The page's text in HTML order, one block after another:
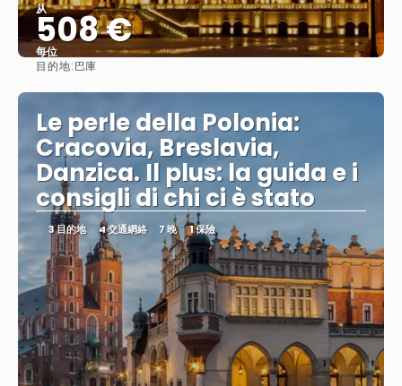
从
508 €
每位
目的地:巴庫
Le perle della Polonia:
Cracovia, Breslavia,
Danzica. Il plus: la guida e i
consigli di chi ci è stato
3 目的地 4 交通網絡 7 晚 1 保險